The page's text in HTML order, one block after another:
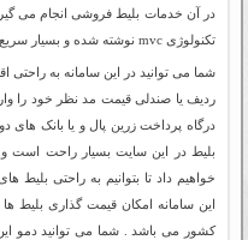
تکنولوژی mvc نوشته شده و بسیار سریع است .
شما می توانید در این سامانه به راحتی
ردیف یا صندلی قیمت مد نظر خود را
درگاه پرداخت زرین پال و یا بانک های
بلیط در این سایت بسیار راحت است و
خواهیم داد تا بتوانیم به راحتی
این سامانه امکان قیمت گذاری بلیط ها
کشور می باشد . شما می توانید دمو